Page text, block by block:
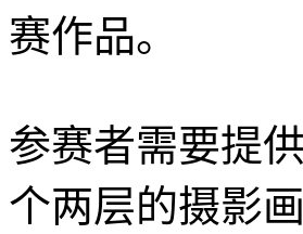
赛作品。
参赛者需要提
个两层的摄影